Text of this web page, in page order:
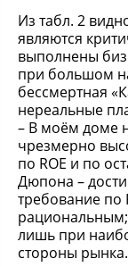
Из табл. 2
являются
выполнены
при большом
бессмертная
нереальные
– В моём доме
чрезмерно
по ROE и по
Дюпона –
требование по
лишь при
стороны рынка.